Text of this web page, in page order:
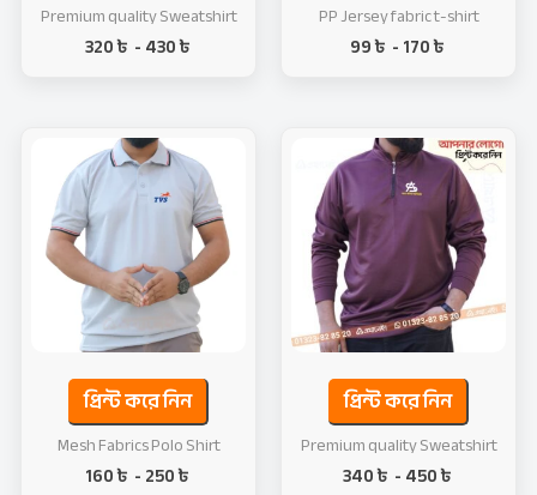
Premium quality Sweatshirt
320৳ -430৳
PP Jersey fabric t-shirt
99৳ -170৳
প্রিন্ট করে নিন
Mesh Fabrics Polo Shirt
160৳ -250৳
প্রিন্ট করে নিন
Premium quality Sweatshirt
340৳ -450৳